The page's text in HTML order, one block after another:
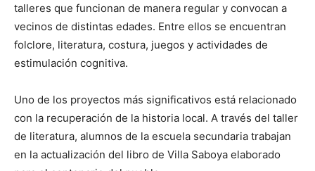
talleres que funcionan de manera regular y convocan a
vecinos de distintas edades. Entre ellos se encuentran
folclore, literatura, costura, juegos y actividades de
estimulación cognitiva.
Uno de los proyectos más significativos está relacionado
con la recuperación de la historia local. A través del taller
de literatura, alumnos de la escuela secundaria trabajan
en la actualización del libro de Villa Saboya elaborado